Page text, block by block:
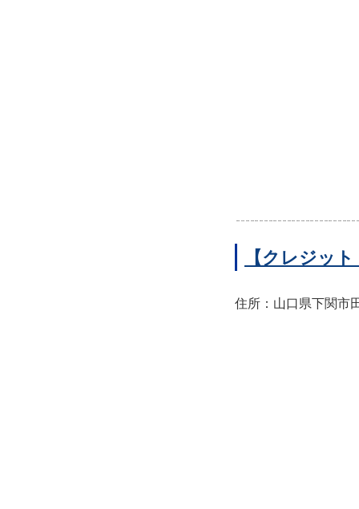
【クレジッ
住所：山口県下関市